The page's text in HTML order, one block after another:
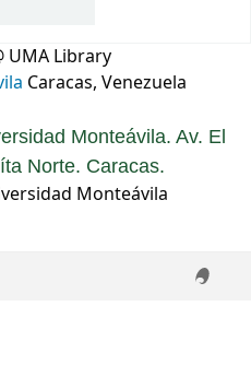
UMA Library
Caracas, Venezuela
Monteávila. Av. El
Norte. Caracas.
Monteávila